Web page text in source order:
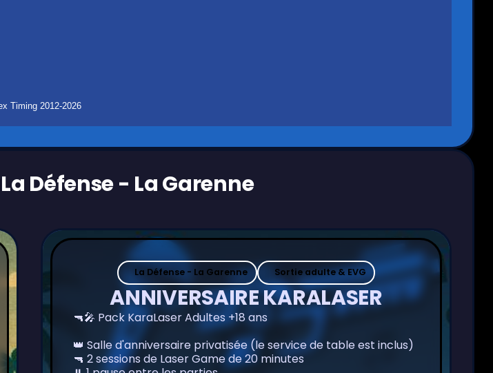
La Défense - La Garenne
La Défense - La Garenne Sortie adulte & EVG
ANNIVERSAIRE KARALASER
🔫🎤 Pack KaraLaser Adultes +18 ans
👑 Salle d'anniversaire privatisée (le service de table est inclus)
🔫 2 sessions de Laser Game de 20 minutes